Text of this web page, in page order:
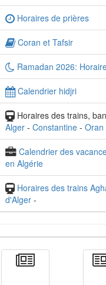
Horaires de prières
Coran et Tafsir
Ramadan 2026:
Calendrier hidjri
Horaires des trains,
Alger - Constantine - Oran
Calendrier des
en Algérie
Horaires des trains
d'Alger -